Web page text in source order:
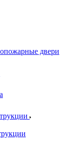
двери